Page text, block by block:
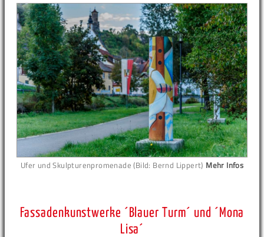
Ufer und Skulpturenpromenade (Bild: Bernd Lippert) Mehr Infos
Fassadenkunstwerke ´Blauer Turm´ und ´Mona
Lisa´